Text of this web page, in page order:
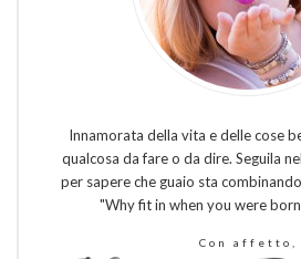
Innamorata della vita e delle cose
qualcosa da fare o da dire. Seguila
per sapere che guaio sta
"Why fit in when you were
Con affetto,